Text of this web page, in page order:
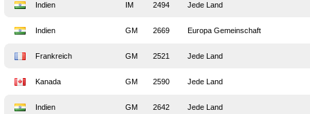
Indien IM 2494 Jede Land
Indien GM 2669 Europa Gemeinschaft
Frankreich GM 2521 Jede Land
Kanada GM 2590 Jede Land
Indien GM 2642 Jede Land